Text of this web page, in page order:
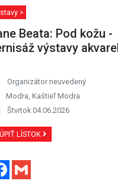
>
Beata: Pod kožu -
výstavy
Organizátor neuvedený
Modra, Kaštieľ Modra
Štvrtok 04.06.2026
LÍSTOK
Facebook